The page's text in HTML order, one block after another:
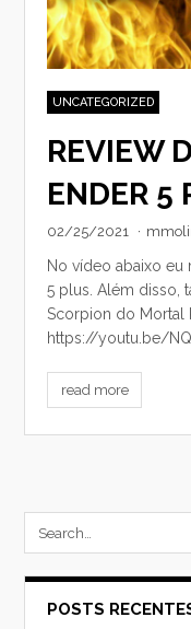
UNCATEGORIZED
REVIEW
ENDER 5
02/25/2021 ·
No vídeo abaixo eu
5 plus. Além disso,
Scorpion do Mortal
https://youtu.be/
read more
POSTS